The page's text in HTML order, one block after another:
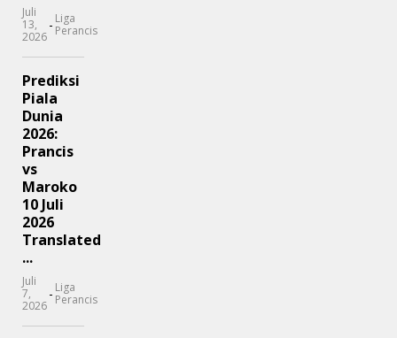
Juli
13,
2026
- Liga
Perancis
Prediksi
Piala
Dunia
2026:
Prancis
vs
Maroko
10 Juli
2026
Translated
...
Juli
7,
2026
- Liga
Perancis